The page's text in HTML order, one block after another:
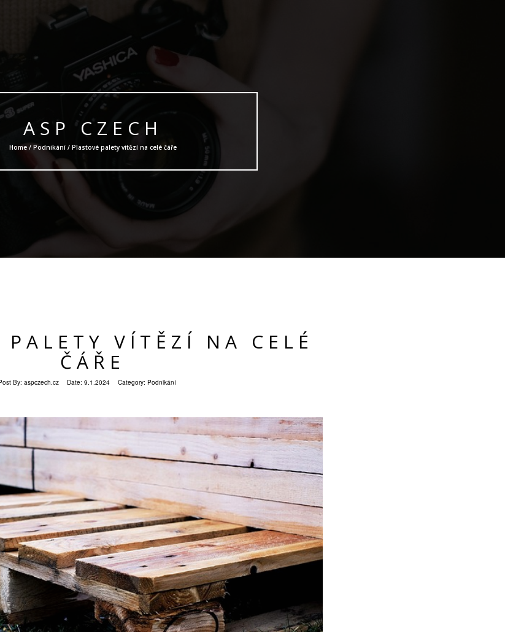
ASP CZECH
Home / Podnikání/ Plastové palety vítězí na celé čáře
PALETY VÍTĚZÍ NA CELÉ
ČÁŘE
By: aspczech.cz Date: 9.1.2024 Category: Podnikání